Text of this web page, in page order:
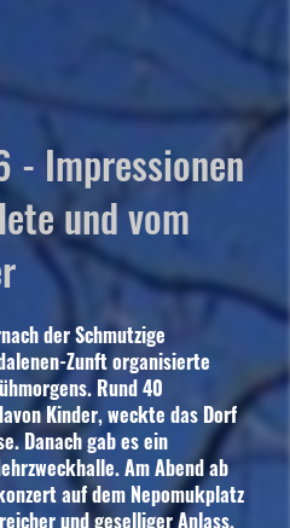
- Impressionen
und vom
der Schmutzige
Zunft organisierte
Rund 40
Kinder, weckte das Dorf
Danach gab es ein
Am Abend ab
auf dem Nepomukplatz
und geselliger Anlass.